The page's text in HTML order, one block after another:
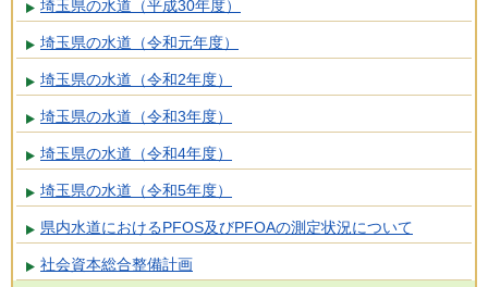
埼玉県の水道（平成30年度）
埼玉県の水道（令和元年度）
埼玉県の水道（令和2年度）
埼玉県の水道（令和3年度）
埼玉県の水道（令和4年度）
埼玉県の水道（令和5年度）
県内水道におけるPFOS及びPFOAの測定状況について
社会資本総合整備計画